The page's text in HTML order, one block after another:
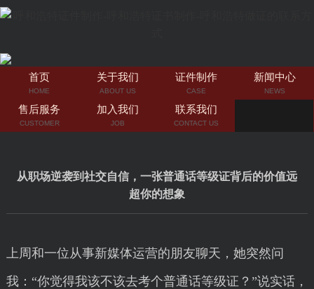
首页
HOME
关于我们
ABOUT US
证件制作
CASE
新闻中心
NEWS
售后服务
CUSTOMER
加入我们
JOB
联系我们
CONTACT US
从职场逆袭到社交自信，一张普通话等级证背后的价值远
超你的想象
上周和一位从事新媒体运营的朋友聊天，她突然问
我：“你觉得我该不该去考个普通话等级证？”说实话，